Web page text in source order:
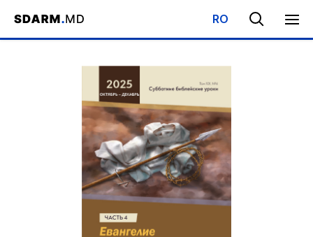
RO
Начало / Библиотека / Субботняя Школа / Евангелие от